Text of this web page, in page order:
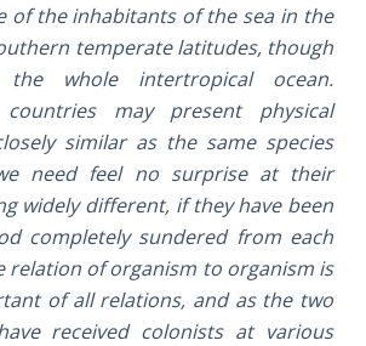
of the inhabitants of the sea in the
temperate latitudes, though
the whole intertropical ocean.
may present physical
similar as the same species
need feel no surprise at their
widely different, if they have been
completely sundered from each
relation of organism to organism is
of all relations, and as the two
received colonists at various